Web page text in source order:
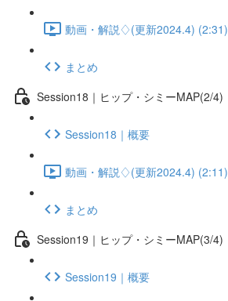
動画・解説♢(更新2024.4) (2:31)
まとめ
Session18｜ヒップ・シミーMAP(2/4)
Session18｜概要
動画・解説♢(更新2024.4) (2:11)
まとめ
Session19｜ヒップ・シミーMAP(3/4)
Session19｜概要